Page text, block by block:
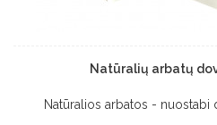
Natūralių arbatų
Natūralios arbatos - nuostabi